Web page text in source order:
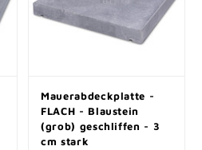
Mauerabdeckplatte -
FLACH - Blaustein
(grob) geschliffen - 3
cm stark